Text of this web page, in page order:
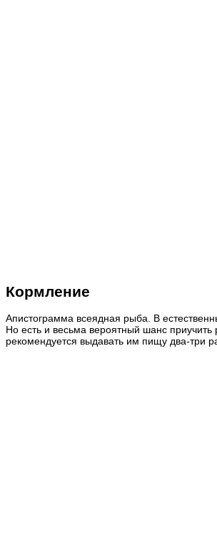
Кормление
Апистограмма всеядная рыба. В
Но есть и весьма вероятный шанс
рекомендуется выдавать им пищу два-три